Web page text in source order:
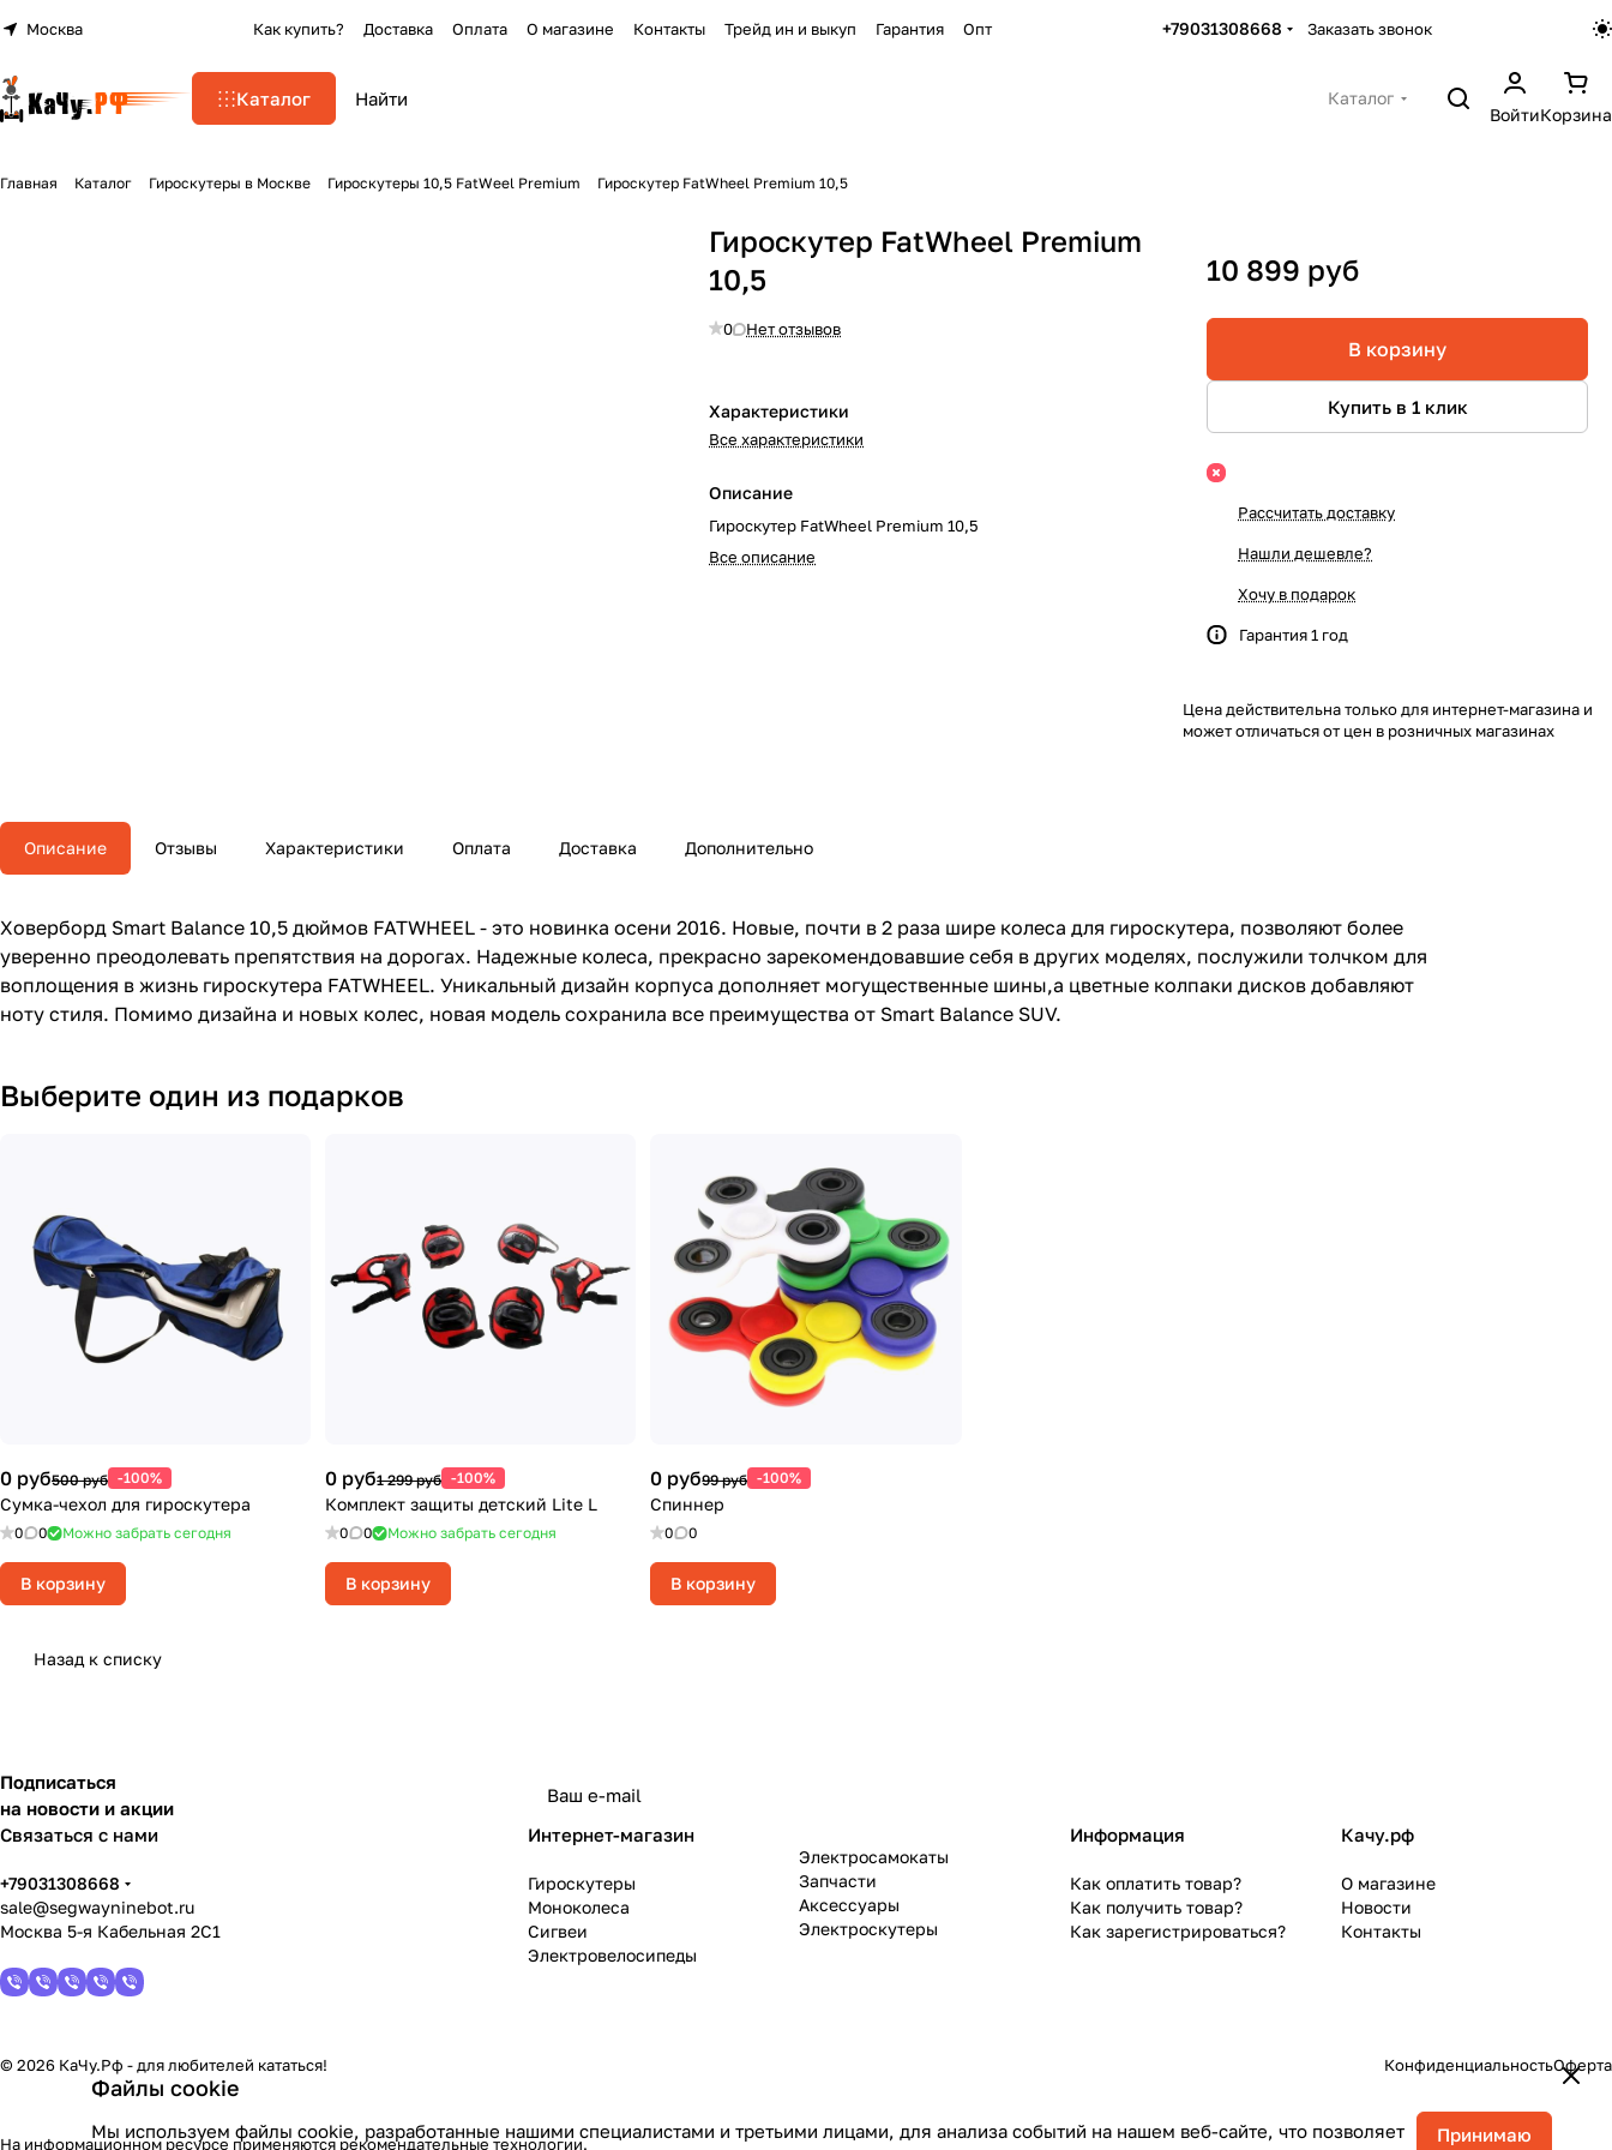
Москва Как купить? Доставка Оплата О магазине Контакты Трейд ин и выкуп Гарантия Опт +79031308668 Заказать звонок
Каталог
Каталог
ВойтиКорзина
Главная Каталог Гироскутеры в Москве Гироскутеры 10,5 FatWeel Premium Гироскутер FatWheel Premium 10,5
Гироскутер FatWheel Premium
10,5
0 Нет отзывов
Характеристики
Все характеристики
Описание
Гироскутер FatWheel Premium 10,5
Все описание
10 899 руб
В корзину
Купить в 1 клик
Рассчитать доставку
Нашли дешевле?
Хочу в подарок
Гарантия 1 год
Цена действительна только для интернет-магазина и
может отличаться от цен в розничных магазинах
Описание Отзывы Характеристики Оплата Доставка Дополнительно
Ховерборд Smart Balance 10,5 дюймов FATWHEEL - это новинка осени 2016. Новые, почти в 2 раза шире колеса для гироскутера, позволяют более
уверенно преодолевать препятствия на дорогах. Надежные колеса, прекрасно зарекомендовавшие себя в других моделях, послужили толчком для
воплощения в жизнь гироскутера FATWHEEL. Уникальный дизайн корпуса дополняет могущественные шины,а цветные колпаки дисков добавляют
ноту стиля. Помимо дизайна и новых колес, новая модель сохранила все преимущества от Smart Balance SUV.
Выберите один из подарков
0 руб500 руб -100%
Сумка-чехол для гироскутера
0 0 Можно забрать сегодня
В корзину
0 руб1 299 руб -100%
Комплект защиты детский Lite L
0 0 Можно забрать сегодня
В корзину
0 руб99 руб -100%
Спиннер
0 0
В корзину
Назад к списку
Подписаться
на новости и акции
Связаться с нами
+79031308668
sale@segwayninebot.ru
Москва 5-я Кабельная 2С1
Интернет-магазин
Гироскутеры
Моноколеса
Сигвеи
Электровелосипеды
Электросамокаты
Запчасти
Аксессуары
Электроскутеры
Информация
Как оплатить товар?
Как получить товар?
Как зарегистрироваться?
Качу.рф
О магазине
Новости
Контакты
© 2026 КаЧу.Рф - для любителей кататься! КонфиденциальностьОферта
На информационном ресурсе применяютсярекомендательные технологии.
Файлы cookie
Мы используем файлы cookie, разработанные нашими специалистами и третьими лицами, для анализа событий на нашем веб-сайте, что позволяет
Принимаю